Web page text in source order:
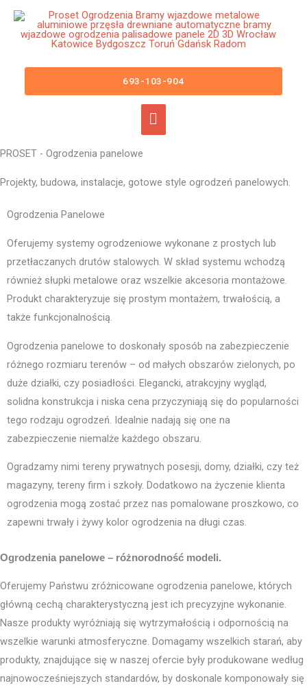
Przejdź
Główne
menu
693-103-904
Projekty płotów i ogrodzeń do domów, zabudowań dla firm i osób
schodowych.
PROSET - Ogrodzenia panelowe
Projekty, budowa, instalacje, gotowe style ogrodzeń panelowych.
Ogrodzenia Panelowe
Oferujemy systemy ogrodzeniowe wykonane z prostych lub
przetłaczanych drutów stalowych. W skład systemu wchodzą
również słupki metalowe oraz wszelkie akcesoria montażowe.
Produkt charakteryzuje się prostym montażem, trwałością, a
także funkcjonalnością.
Ogrodzenia panelowe to doskonały sposób na zabezpieczenie
różnego rozmiaru terenów – od małych obszarów zielonych, po
duże działki, czy posiadłości. Elegancki, atrakcyjny wygląd,
solidna konstrukcja i niska cena przyczyniają się do popularności
tego rodzaju ogrodzeń. Idealnie nadają się one na
zabezpieczenie niemalże każdego obszaru.
Ogradzamy nimi tereny prywatnych posesji, domy, działki, czy też
magazyny, tereny firm i szkoły. Dodatkowo na życzenie klienta
ogrodzenia mogą zostać przez nas pomalowane proszkowo, co
zapewni trwały i żywy kolor ogrodzenia na długi czas.
Ogrodzenia panelowe – różnorodność modeli.
Oferujemy Państwu zróżnicowane ogrodzenia panelowe, których
główną cechą charakterystyczną jest ich precyzyjne wykonanie.
Nasze produkty wyróżniają się wytrzymałością i odpornością na
wszelkie warunki atmosferyczne. Domagamy wszelkich starań, aby
produkty, znajdujące się w naszej ofercie były produkowane według
najnowocześniejszych standardów, by doskonale komponowały się